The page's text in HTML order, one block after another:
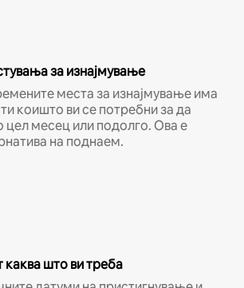
за изнајмување
места за изнајмување има
коишто ви се потребни за да
цел месец или подолго. Ова е
на поднаем.
што ви треба